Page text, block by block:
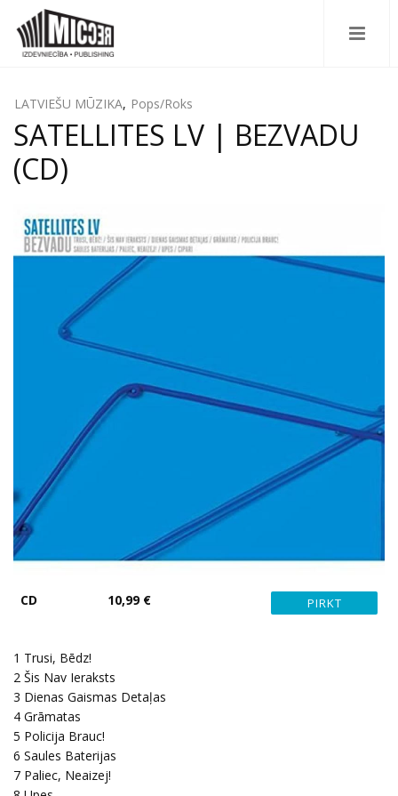
LATVIEŠU MŪZIKA, Pops/Roks
SATELLITES LV | BEZVADU
(CD)
CD 10,99 €
1 Trusi, Bēdz!
2 Šis Nav Ieraksts
3 Dienas Gaismas Detaļas
4 Grāmatas
5 Policija Brauc!
6 Saules Baterijas
7 Paliec, Neaizej!